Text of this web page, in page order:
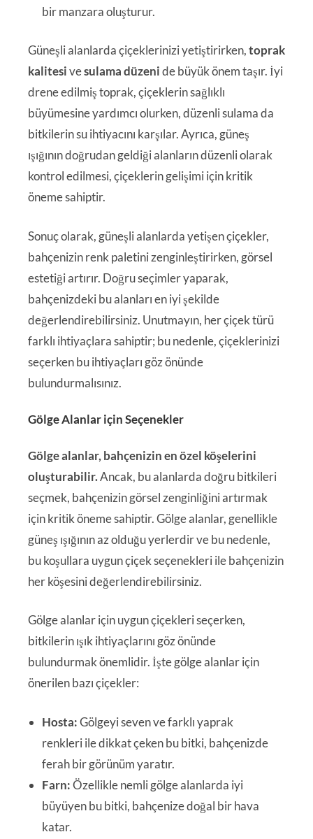
bir manzara oluşturur.
Güneşli alanlarda çiçeklerinizi yetiştirirken,toprak
kalitesivesulama düzenide büyük önem taşır. İyi
drene edilmiş toprak, çiçeklerin sağlıklı
büyümesine yardımcı olurken, düzenli sulama da
bitkilerin su ihtiyacını karşılar. Ayrıca, güneş
ışığının doğrudan geldiği alanların düzenli olarak
kontrol edilmesi, çiçeklerin gelişimi için kritik
öneme sahiptir.
Sonuç olarak, güneşli alanlarda yetişen çiçekler,
bahçenizin renk paletini zenginleştirirken, görsel
estetiği artırır. Doğru seçimler yaparak,
bahçenizdeki bu alanları en iyi şekilde
değerlendirebilirsiniz. Unutmayın, her çiçek türü
farklı ihtiyaçlara sahiptir; bu nedenle, çiçeklerinizi
seçerken bu ihtiyaçları göz önünde
bulundurmalısınız.
Gölge Alanlar için Seçenekler
Gölge alanlar, bahçenizin en özel köşelerini
oluşturabilir.Ancak, bu alanlarda doğru bitkileri
seçmek, bahçenizin görsel zenginliğini artırmak
için kritik öneme sahiptir. Gölge alanlar, genellikle
güneş ışığının az olduğu yerlerdir ve bu nedenle,
bu koşullara uygun çiçek seçenekleri ile bahçenizin
her köşesini değerlendirebilirsiniz.
Gölge alanlar için uygun çiçekleri seçerken,
bitkilerin ışık ihtiyaçlarını göz önünde
bulundurmak önemlidir. İşte gölge alanlar için
önerilen bazı çiçekler:
Hosta:Gölgeyi seven ve farklı yaprak
renkleri ile dikkat çeken bu bitki, bahçenizde
ferah bir görünüm yaratır.
Farn:Özellikle nemli gölge alanlarda iyi
büyüyen bu bitki, bahçenize doğal bir hava
katar.